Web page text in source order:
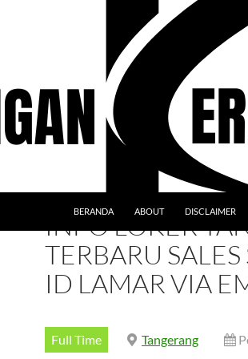
BERANDA ABOUT DISCLAIMER
INFO LOKER
TERBARU
ID LAMAR VIA
Full Time Tangerang